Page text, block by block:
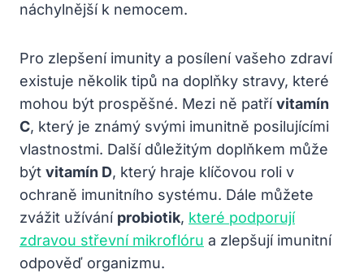
náchylnější k nemocem.
Pro zlepšení imunity a posílení vašeho zdraví
existuje několik tipů na doplňky stravy, které
mohou být prospěšné. Mezi ně patřívitamín
C, který je známý svými imunitně posilujícími
vlastnostmi. Další důležitým doplňkem může
být vitamín D, který hraje klíčovou roli v
ochraně imunitního systému. Dále můžete
zvážit užívání probiotik, které podporují
zdravou střevní mikroflóru a zlepšují imunitní
odpověď organizmu.